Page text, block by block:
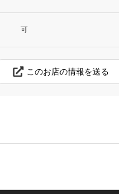
可
このお店の情報を送る